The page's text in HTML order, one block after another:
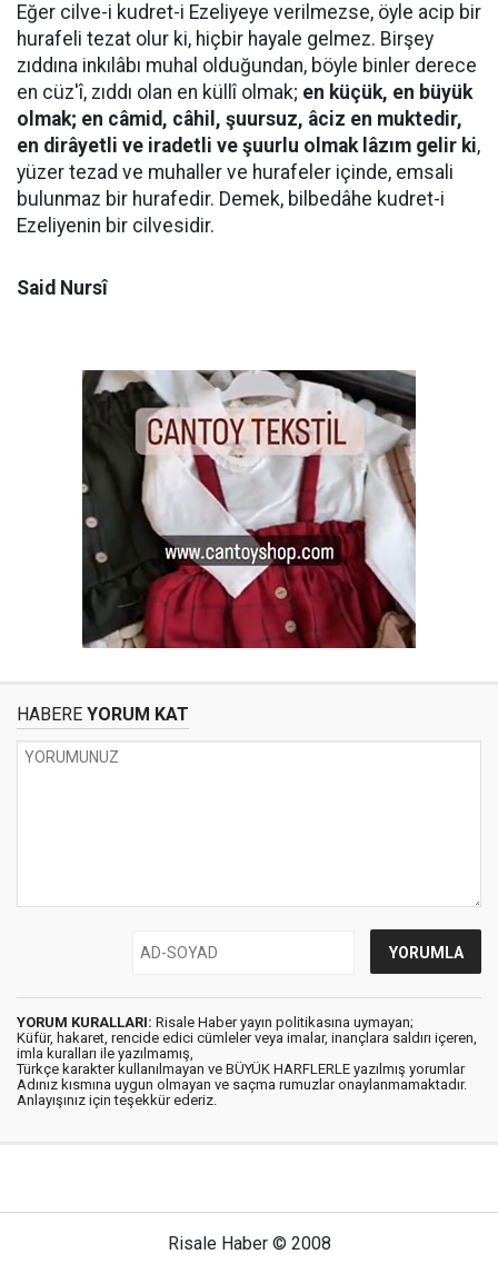
Eğer cilve-i kudret-i Ezeliyeye verilmezse, öyle acip bir
hurafeli tezat olur ki, hiçbir hayale gelmez. Birşey
zıddına inkılâbı muhal olduğundan, böyle binler derece
en cüz'î, zıddı olan en küllî olmak; en küçük, en büyük
olmak; en câmid, câhil, şuursuz, âciz en muktedir,
en dirâyetli ve iradetli ve şuurlu olmak lâzım gelir ki,
yüzer tezad ve muhaller ve hurafeler içinde, emsali
bulunmaz bir hurafedir. Demek, bilbedâhe kudret-i
Ezeliyenin bir cilvesidir.
Said Nursî
HABERE YORUM KAT
YORUM KURALLARI: Risale Haber yayın politikasına uymayan;
Küfür, hakaret, rencide edici cümleler veya imalar, inançlara saldırı içeren,
imla kuralları ile yazılmamış,
Türkçe karakter kullanılmayan ve BÜYÜK HARFLERLE yazılmış yorumlar
Adınız kısmına uygun olmayan ve saçma rumuzlar onaylanmamaktadır.
Anlayışınız için teşekkür ederiz.
Risale Haber © 2008